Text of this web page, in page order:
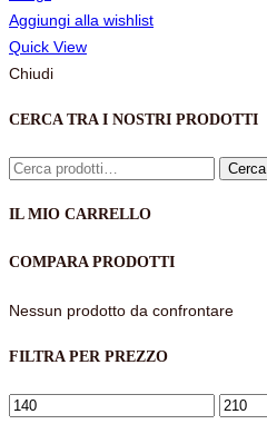
210,00€.147,00€.
Aggiungi alla wishlist
Quick View
Chiudi
CERCA TRA I NOSTRI PRODOTTI
Cerca: Cerca
IL MIO CARRELLO
COMPARA PRODOTTI
Nessun prodotto da confrontare
FILTRA PER PREZZO
Prezzo
Prezzo